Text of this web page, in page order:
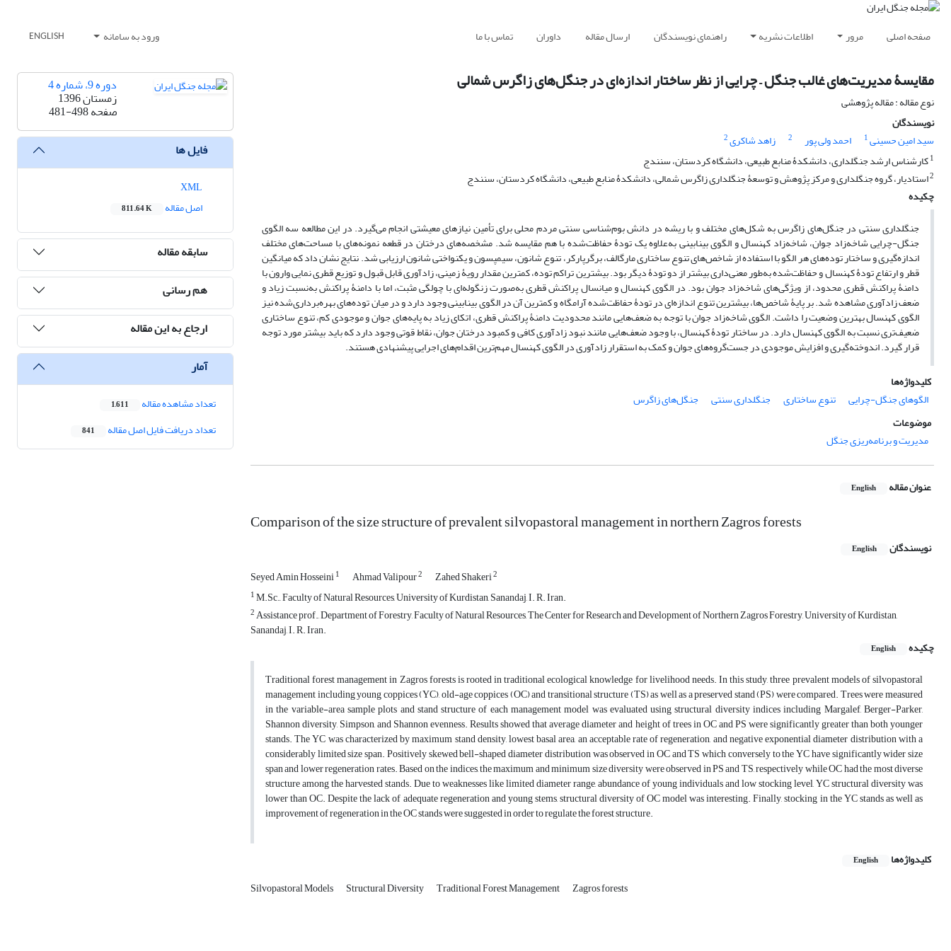
صفحه اصلی مرور اطلاعات نشریه راهنمای نویسندگان ارسال مقاله داوران تماس با ما ورود به سامانه ENGLISH
مقایسۀ مدیریت‌های غالب جنگل – چرایی از نظر ساختار اندازه‌ای در جنگل‌های زاگرس شمالی
نوع مقاله : مقاله پژوهشی
نویسندگان
سید امین حسینی1 احمد ولی پور 2 زاهد شاکری2
1کارشناس ارشد جنگلداری، دانشکدۀ منابع طبیعی، دانشگاه کردستان، سنندج
2استادیار، گروه جنگلداری و مرکز پژوهش و توسعۀ جنگلداری زاگرس شمالی، دانشکدۀ منابع طبیعی، دانشگاه کردستان، سنندج
چکیده
جنگلداری سنتی در جنگل‌های زاگرس به شکل‌های مختلف و با ریشه در دانش بوم‌شناسی سنتی مردم محلی برای تأمین نیازهای معیشتی انجام می‌گیرد. در این مطالعه سه الگوی
جنگل-چرایی شاخه‌زاد جوان، شاخه‌زاد کهنسال و الگوی بینابینی به‌علاوه یک تودۀ حفاظت‌شده با هم مقایسه شد. مشخصه‌های درختان در قطعه نمونه‌های با مساحت‌های مختلف
اندازه‌گیری و ساختار توده‌های هر الگو با استفاده از شاخص‌های تنوع ساختاری مارگالف، برگرپارکر، تنوع شانون، سیمپسون و یکنواختی شانون ارزیابی شد. نتایج نشان داد که میانگین
قطر و ارتفاع تودۀ کهنسال و حفاظت‌شده به‌طور معنی‌داری بیشتر از دو تودۀ دیگر بود. بیشترین تراکم توده، کمترین مقدار رویۀ زمینی، زادآوری قابل قبول و توزیع قطری نمایی وارون با
دامنۀ پراکنش قطری محدود، از ویژگی‌های شاخه‌زاد جوان بود. در الگوی کهنسال و میانسال پراکنش قطری به‌صورت زنگوله‌ای با چولگی مثبت، اما با دامنۀ پراکنش به‌نسبت زیاد و
ضعف زادآوری مشاهده شد. بر پایۀ شاخص‌ها، بیشترین تنوع اندازه‌ای در تودۀ حفاظت‌شده آرامگاه و کمترین آن در الگوی بینابینی وجود دارد و در میان توده‌های بهره‌برداری‌شده نیز
الگوی کهنسال بهترین وضعیت را داشت. الگوی شاخه‌زاد جوان با توجه به ضعف‌هایی مانند محدودیت دامنۀ پراکنش قطری، اتکای زیاد به پایه‌های جوان و موجودی کم، تنوع ساختاری
ضعیف‌تری نسبت به الگوی کهنسال دارد. در ساختار تودۀ کهنسال، با وجود ضعف‌هایی مانند نبود زادآوری کافی و کمبود درختان جوان، نقاط قوتی وجود دارد که باید بیشتر مورد توجه
قرار گیرد. اندوخته‌گیری و افزایش موجودی در جست‌گروه‌های جوان و کمک به استقرار زادآوری در الگوی کهنسال مهم‌ترین اقدام‌های اجرایی پیشنهادی هستند.
کلیدواژه‌ها
الگوهای جنگل-چرایی
تنوع ساختاری جنگلداری سنتی
جنگل‌های زاگرس
موضوعات
مدیریت و برنامه‌ریزی جنگل
عنوان مقاله English
Comparison of the size structure of prevalent silvopastoral management in northern Zagros forests
نویسندگان English
Seyed Amin Hosseini1 Ahmad Valipour2 Zahed Shakeri2
1M.Sc., Faculty of Natural Resources, University of Kurdistan, Sanandaj, I. R. Iran.
2Assistance prof., Department of Forestry, Faculty of Natural Resources, The Center for Research and Development of Northern Zagros Forestry, University of Kurdistan,
Sanandaj, I. R. Iran.
چکیده
English
Traditional forest management in Zagros forests is rooted in traditional ecological knowledge for livelihood needs. In this study, three prevalent models of silvopastoral
management including young coppices (YC), old-age coppices (OC) and transitional structure (TS) as well as a preserved stand (PS) were compared. Trees were measured
in the variable-area sample plots and stand structure of each management model was evaluated using structural diversity indices including Margalef, Berger-Parker,
Shannon diversity, Simpson, and Shannon evenness. Results showed that average diameter and height of trees in OC and PS were significantly greater than both younger
stands. The YC was characterized by maximum stand density, lowest basal area, an acceptable rate of regeneration, and negative exponential diameter distribution with a
considerably limited size span. Positively skewed bell-shaped diameter distribution was observed in OC and TS which conversely to the YC have significantly wider size
span and lower regeneration rates. Based on the indices, the maximum and minimum size diversity were observed in PS and TS, respectively while OC had the most diverse
structure among the harvested stands. Due to weaknesses like limited diameter range, abundance of young individuals and low stocking level, YC structural diversity was
lower than OC. Despite the lack of adequate regeneration and young stems, structural diversity of OC model was interesting. Finally, stocking in the YC stands as well as
improvement of regeneration in the OC stands were suggested in order to regulate the forest structure.
کلیدواژه‌ها English
Silvopastoral Models Structural Diversity Traditional Forest Management Zagros forests
دوره 9، شماره 4
زمستان 1396
صفحه481-498
فایل ها
اصل مقاله
811.64 K
سابقه مقاله
هم رسانی
ارجاع به این مقاله
آمار
تعداد مشاهده مقاله 1,611
تعداد دریافت فایل اصل مقاله 841